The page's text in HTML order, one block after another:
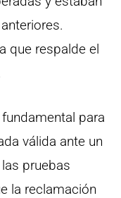
que respalde el
para
válida ante un
pruebas
la reclamación